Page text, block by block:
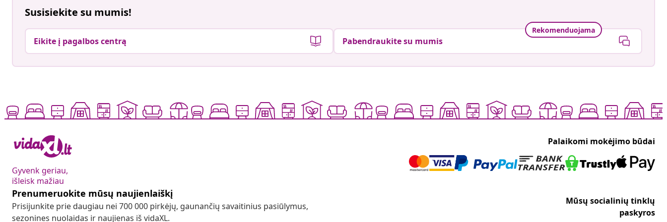
Susisiekite su mumis!
Eikite į pagalbos centrą
Rekomenduojama
Pabendraukite su mumis
Gyvenk geriau,
išleisk mažiau
Palaikomi mokėjimo būdai
Prenumeruokite mūsų naujienlaiškį
Prisijunkite prie daugiau nei 700 000 pirkėjų, gaunančių savaitinius pasiūlymus,
sezonines nuolaidas ir naujienas iš vidaXL.
Mūsų socialinių tinklų
paskyros